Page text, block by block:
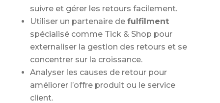
suivre et gérer les retours facilement.
Utiliser un partenaire de fulfilment
spécialisé comme Tick & Shop pour
externaliser la gestion des retours et se
concentrer sur la croissance.
Analyser les causes de retour pour
améliorer l’offre produit ou le service
client.